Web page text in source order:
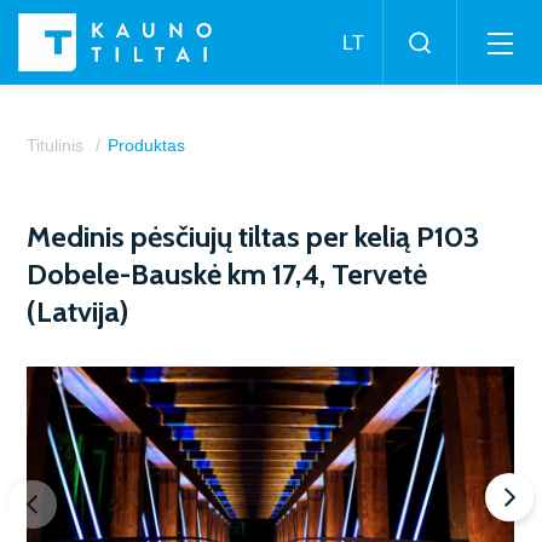
Stebėtojų taryba
Darbuotojų sveikata ir sauga
Gaminių kokybė
Kokybės vadyba
Sertifikatai
Kelių projektai
Geležinkelių projektai
Oro uostų statyba
Tunelių statyba
Titulinis Produktas
Medinis pėsčiujų tiltas per kelią P103
Dobele-Bauskė km 17,4, Tervetė
(Latvija)